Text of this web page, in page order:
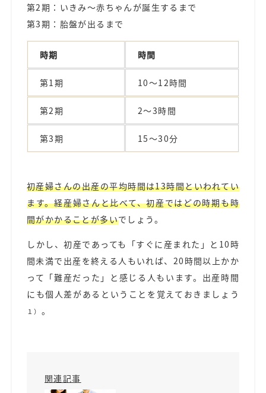
第2期：いきみ～赤ちゃんが誕生するまで
第3期：胎盤が出るまで
時期 時間
第1期 10～12時間
第2期 2～3時間
第3期 15～30分
初産婦さんの出産の平均時間は13時間といわれてい
ます。経産婦さんと比べて、初産ではどの時期も時
間がかかることが多いでしょう。
しかし、初産であっても「すぐに産まれた」と10時
間未満で出産を終える人もいれば、20時間以上かか
って「難産だった」と感じる人もいます。出産時間
にも個人差があるということを覚えておきましょう
１） 。
関連記事